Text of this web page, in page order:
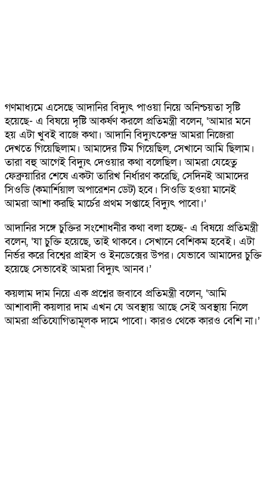
গণমাধ্যমে এসেছে আদানির বিদ্যুৎ পাওয়া নিয়ে অনিশ্চয়তা সৃষ্টি
হয়েছে- এ বিষয়ে দৃষ্টি আকর্ষণ করলে প্রতিমন্ত্রী বলেন, ‘আমার মনে
হয় এটা খুবই বাজে কথা। আদানি বিদ্যুৎকেন্দ্র আমরা নিজেরা
দেখতে গিয়েছিলাম। আমাদের টিম গিয়েছিল, সেখানে আমি ছিলাম।
তারা বহু আগেই বিদ্যুৎ দেওয়ার কথা বলেছিল। আমরা যেহেতু
ফেব্রুয়ারির শেষে একটা তারিখ নির্ধারণ করেছি, সেদিনই আমাদের
সিওডি (কমার্শিয়াল অপারেশন ডেট) হবে। সিওডি হওয়া মানেই
আমরা আশা করছি মার্চের প্রথম সপ্তাহে বিদ্যুৎ পাবো।’
আদানির সঙ্গে চুক্তির সংশোধনীর কথা বলা হচ্ছে- এ বিষয়ে প্রতিমন্ত্রী
বলেন, ‘যা চুক্তি হয়েছে, তাই থাকবে। সেখানে বেশিকম হবেই। এটা
নির্ভর করে বিশ্বের প্রাইস ও ইনডেক্সের উপর। যেভাবে আমাদের চুক্তি
হয়েছে সেভাবেই আমরা বিদ্যুৎ আনব।’
কয়লাম দাম নিয়ে এক প্রশ্নের জবাবে প্রতিমন্ত্রী বলেন, ‘আমি
আশাবাদী কয়লার দাম এখন যে অবস্থায় আছে সেই অবস্থায় নিলে
আমরা প্রতিযোগিতামূলক দামে পাবো। কারও থেকে কারও বেশি না।’